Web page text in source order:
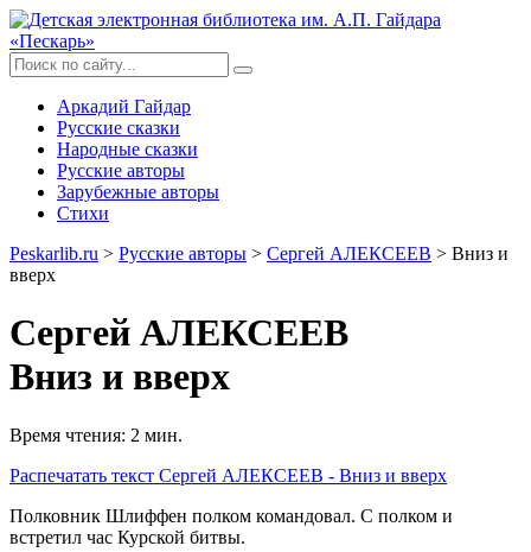
Аркадий Гайдар
Русские сказки
Народные сказки
Русские авторы
Зарубежные авторы
Стихи
Peskarlib.ru > Русские авторы > Сергей АЛЕКСЕЕВ > Вниз и
вверх
Сергей АЛЕКСЕЕВ
Вниз и вверх
Время чтения: 2 мин.
Распечатать текст Сергей АЛЕКСЕЕВ - Вниз и вверх
Полковник Шлиффен полком командовал. С полком и
встретил час Курской битвы.